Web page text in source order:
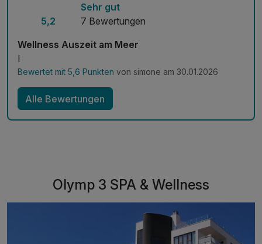
5,2
Sehr gut
7 Bewertungen
Wellness Auszeit am Meer
I
Bewertet mit 5,6 Punkten von simone am 30.01.2026
Alle Bewertungen
Olymp 3 SPA & Wellness